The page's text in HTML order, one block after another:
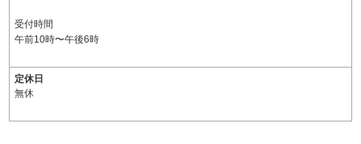
受付時間
午前10時〜午後6時
定休日
無休